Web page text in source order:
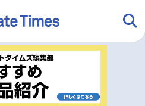
アニメ